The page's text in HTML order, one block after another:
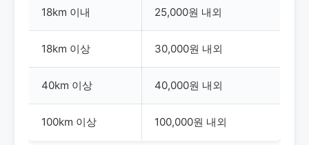
18km 이내 25,000원 내외
18km 이상 30,000원 내외
40km 이상 40,000원 내외
100km 이상 100,000원 내외